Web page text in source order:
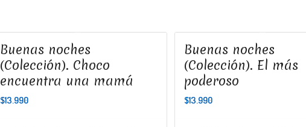
Buenas noches
(Colección). Choco
encuentra una mamá
$13.990
Buenas noches
(Colección). El más
poderoso
$13.990